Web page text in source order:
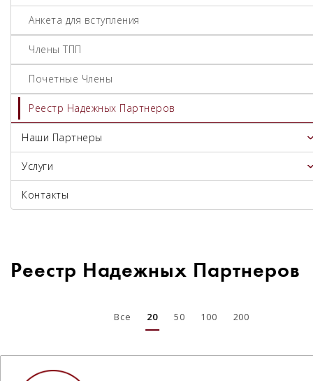
Анкета для вступления
Члены ТПП
Почетные Члены
Реестр Надежных Партнеров
Наши Партнеры
Услуги
Контакты
Реестр Надежных Партнеров
Все 20 50 100 200